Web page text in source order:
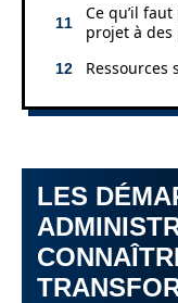
Ce qu’il
projet à des
LES